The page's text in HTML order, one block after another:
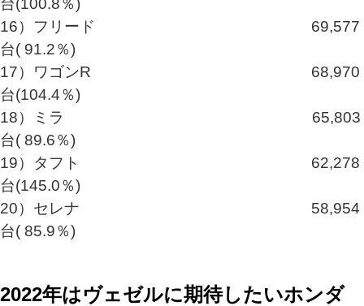
16）フリード 69,577
台( 91.2％)
17）ワゴンR 68,970
台(104.4％)
18）ミラ 65,803
台( 89.6％)
19）タフト 62,278
台(145.0％)
20）セレナ 58,954
台( 85.9％)
2022年はヴェゼルに期待したいホンダ